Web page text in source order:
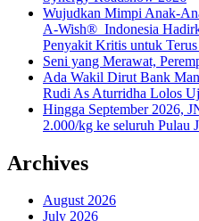
Wujudkan Mimpi Anak-
A-Wish® Indonesia
Penyakit Kritis untuk
Seni yang Merawat,
Ada Wakil Dirut Bank
Rudi As Aturridha Lolos
Hingga September 2026,
2.000/kg ke seluruh Pulau
Archives
August 2026
July 2026